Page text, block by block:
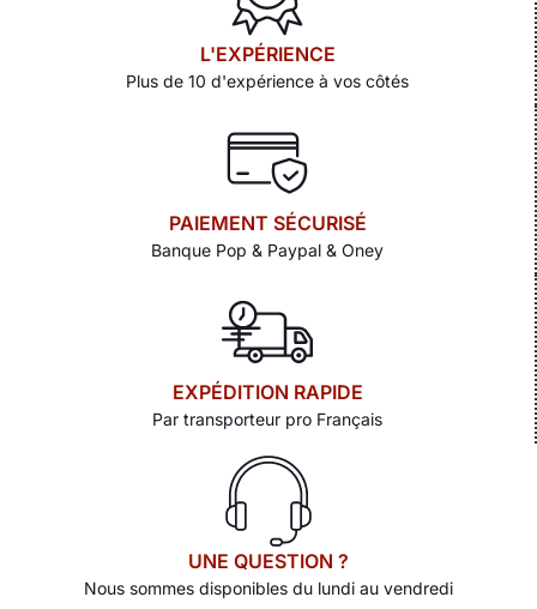
L'EXPÉRIENCE
Plus de 10 d'expérience à vos côtés
PAIEMENT SÉCURISÉ
Banque Pop & Paypal & Oney
EXPÉDITION RAPIDE
Par transporteur pro Français
UNE QUESTION ?
Nous sommes disponibles du lundi au vendredi